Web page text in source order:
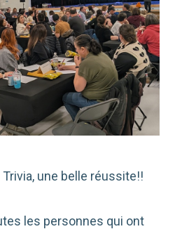
une belle réussite!!
les personnes qui ont